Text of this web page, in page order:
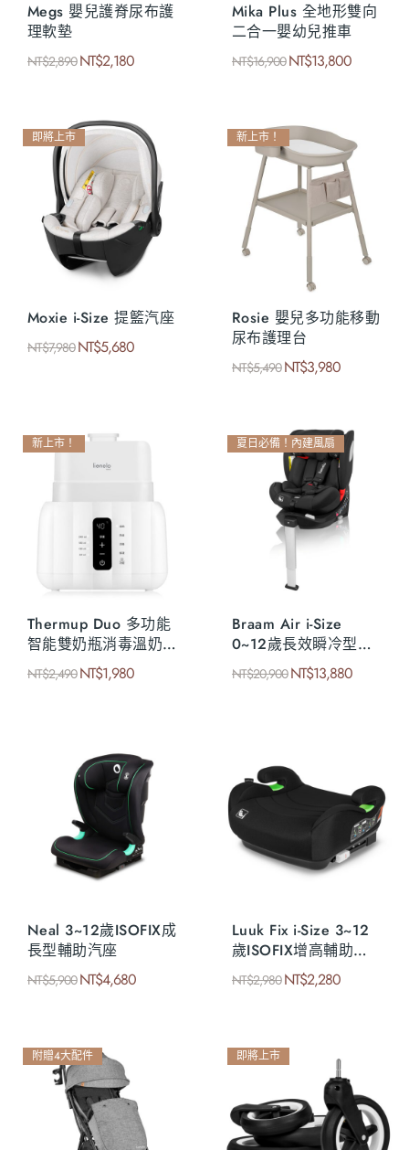
Megs 嬰兒護脊尿布護
理軟墊
NT$2,890 NT$2,180
Mika Plus 全地形雙向
二合一嬰幼兒推車
NT$16,900 NT$13,800
即將上市
Moxie i-Size 提籃汽座
NT$7,980 NT$5,680
新上市！
Rosie 嬰兒多功能移動
尿布護理台
NT$5,490 NT$3,980
新上市！
Thermup Duo 多功能
智能雙奶瓶消毒溫奶
器
NT$2,490 NT$1,980
夏日必備！內建風扇
Braam Air i-Size
0~12歲長效瞬冷型嬰
幼童汽座
NT$20,900 NT$13,880
Neal 3~12歲ISOFIX成
長型輔助汽座
NT$5,900 NT$4,680
Luuk Fix i-Size 3~12
歲ISOFIX增高輔助汽
座
NT$2,980 NT$2,280
附贈4大配件 即將上市